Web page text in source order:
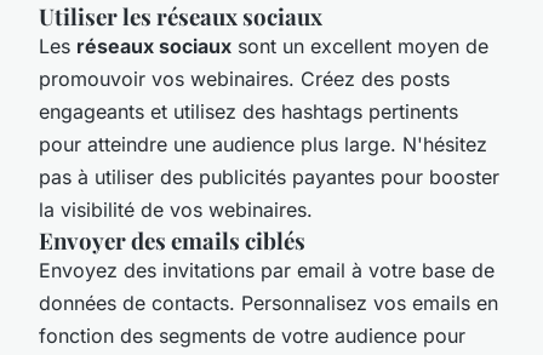
Utiliser les réseaux sociaux
Les réseaux sociaux sont un excellent moyen de
promouvoir vos webinaires. Créez des posts
engageants et utilisez des hashtags pertinents
pour atteindre une audience plus large. N'hésitez
pas à utiliser des publicités payantes pour booster
la visibilité de vos webinaires.
Envoyer des emails ciblés
Envoyez des invitations par email à votre base de
données de contacts. Personnalisez vos emails en
fonction des segments de votre audience pour